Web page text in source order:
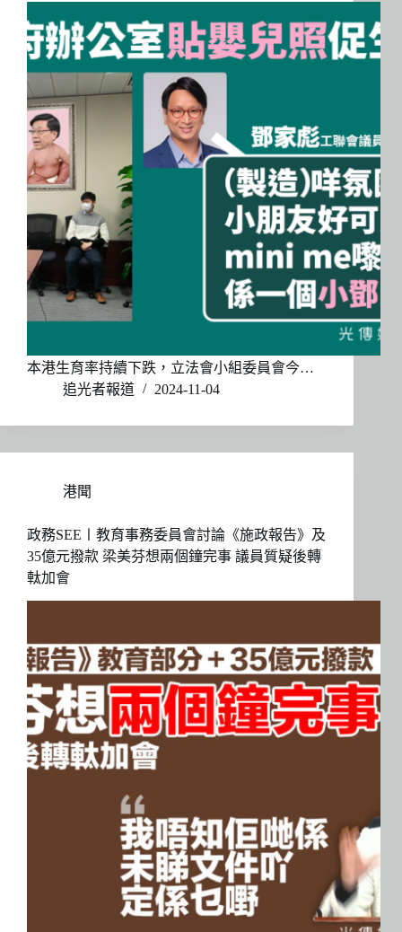
本港生育率持續下跌，立法會小組委員會今…
追光者報道
2024-11-04
港聞
政務SEE〡教育事務委員會討論《施政報告》及
35億元撥款 梁美芬想兩個鐘完事 議員質疑後轉
軚加會